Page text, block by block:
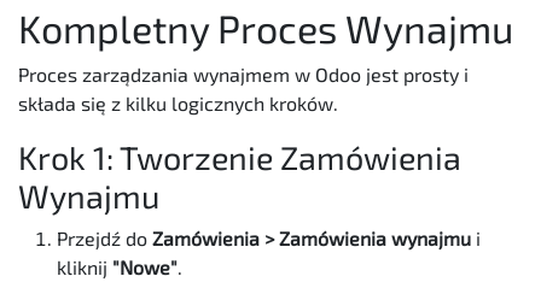
Kompletny Proces Wynajmu
Proces zarządzania wynajmem w Odoo jest prosty i
składa się z kilku logicznych kroków.
Krok 1: Tworzenie Zamówienia
Wynajmu
Przejdź do Zamówienia > Zamówienia wynajmu i
kliknij "Nowe"